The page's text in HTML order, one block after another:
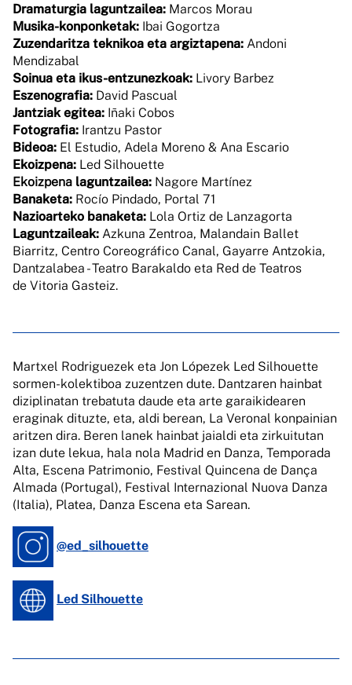
Dramaturgia laguntzailea: Marcos Morau
Musika-konponketak: Ibai Gogortza
Zuzendaritza teknikoa eta argiztapena: Andoni
Mendizabal
Soinua eta ikus-entzunezkoak: Livory Barbez
Eszenografia: David Pascual
Jantziak egitea: Iñaki Cobos
Fotografia: Irantzu Pastor
Bideoa: El Estudio, Adela Moreno & Ana Escario
Ekoizpena: Led Silhouette
Ekoizpena laguntzailea: Nagore Martínez
Banaketa: Rocío Pindado, Portal 71
Nazioarteko banaketa: Lola Ortiz de Lanzagorta
Laguntzaileak: Azkuna Zentroa, Malandain Ballet
Biarritz, Centro Coreográfico Canal, Gayarre Antzokia,
Dantzalabea - Teatro Barakaldo eta Red de Teatros
de Vitoria Gasteiz.
Martxel Rodriguezek eta Jon Lópezek Led Silhouette
sormen-kolektiboa zuzentzen dute. Dantzaren hainbat
diziplinatan trebatuta daude eta arte garaikidearen
eraginak dituzte, eta, aldi berean, La Veronal konpainian
aritzen dira. Beren lanek hainbat jaialdi eta zirkuitutan
izan dute lekua, hala nola Madrid en Danza, Temporada
Alta, Escena Patrimonio, Festival Quincena de Dança
Almada (Portugal), Festival Internazional Nuova Danza
(Italia), Platea, Danza Escena eta Sarean.
@ed_silhouette
Led Silhouette